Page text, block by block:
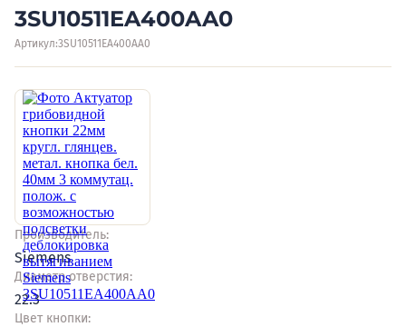
3SU10511EA400AA0
Артикул:3SU10511EA400AA0
Производитель:
Siemens
Диаметр отверстия:
22.3
Цвет кнопки: